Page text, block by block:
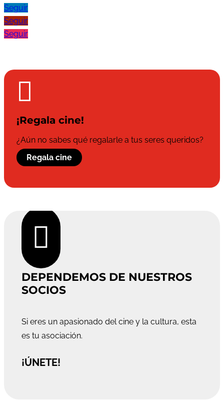
Seguir
Seguir
Seguir

¡Regala cine!
¿Aún no sabes qué regalarle a tus seres queridos?
Regala cine

DEPENDEMOS DE NUESTROS
SOCIOS
Si eres un apasionado del cine y la cultura, esta
es tu asociación.
¡ÚNETE!